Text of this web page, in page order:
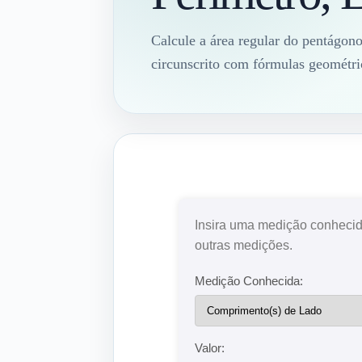
Calcule a área regular do
circunscrito com fórmulas
Insira uma medição
outras medições.
Medição Conhecida:
Valor: